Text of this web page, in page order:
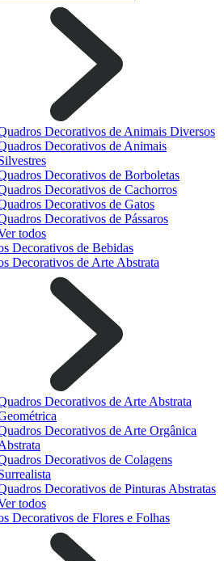
Decorativos de Animais Diversos
Decorativos de Animais
Decorativos de Borboletas
Decorativos de Cachorros
Decorativos de Gatos
Decorativos de Pássaros
todos
Decorativos de Bebidas
Decorativos de Arte Abstrata
Decorativos de Arte Abstrata
Decorativos de Arte Orgânica
Decorativos de Colagens
Decorativos de Pinturas Abstratas
todos
Decorativos de Flores e Folhas